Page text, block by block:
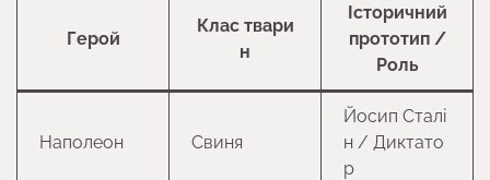
Герой
Клас твари
н
Історичний
прототип /
Роль
Наполеон Свиня
Йосип Сталі
н / Диктато
р